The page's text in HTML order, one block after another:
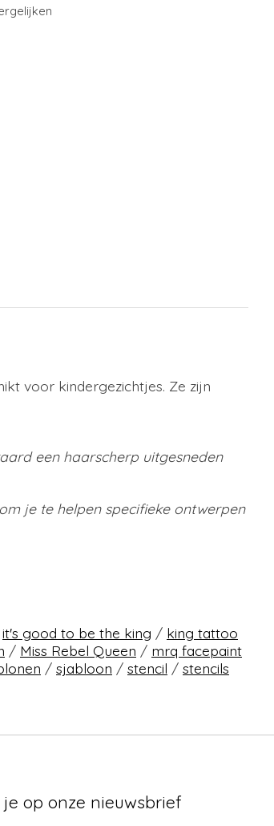
voor kindergezichtjes. Ze zijn
een haarscherp uitgesneden
je te helpen specifieke ontwerpen
it's good to be the king / king tattoo
/ Miss Rebel Queen / mrq facepaint
/ sjabloon / stencil / stencils
op onze nieuwsbrief